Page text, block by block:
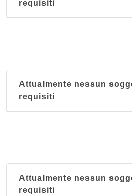
requisiti
Attualmente nessun
requisiti
Attualmente nessun
requisiti